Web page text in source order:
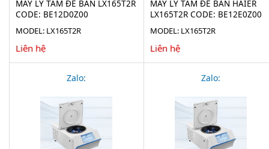
MÁY LY TÂM ĐỂ BÀN LX165T2R
CODE: BE12D0Z00
MODEL: LX165T2R
Liên hệ
MÁY LY TÂM ĐỂ BÀN HAIER
LX165T2R CODE: BE12E0Z00
MODEL: LX165T2R
Liên hệ
Zalo: Zalo: